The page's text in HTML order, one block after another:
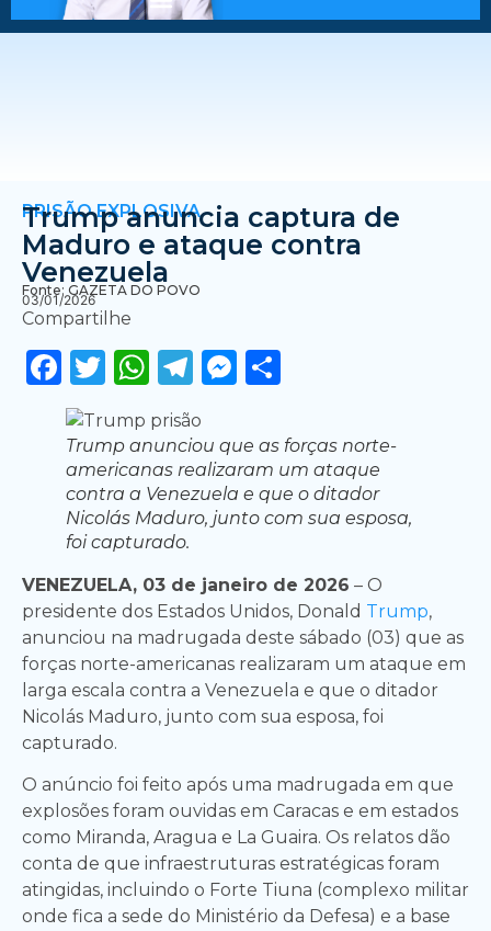
PRISÃO EXPLOSIVA
Trump anuncia captura de
Maduro e ataque contra
Venezuela
Fonte: GAZETA DO POVO
03/01/2026
Compartilhe
Facebook
Twitter
WhatsApp
Telegram
Messenger
Trump anunciou que as forças norte-
americanas realizaram um ataque
contra a Venezuela e que o ditador
Nicolás Maduro, junto com sua esposa,
foi capturado.
VENEZUELA, 03 de janeiro de 2026 – O
presidente dos Estados Unidos, Donald Trump,
anunciou na madrugada deste sábado (03) que as
forças norte-americanas realizaram um ataque em
larga escala contra a Venezuela e que o ditador
Nicolás Maduro, junto com sua esposa, foi
capturado.
O anúncio foi feito após uma madrugada em que
explosões foram ouvidas em Caracas e em estados
como Miranda, Aragua e La Guaira. Os relatos dão
conta de que infraestruturas estratégicas foram
atingidas, incluindo o Forte Tiuna (complexo militar
onde fica a sede do Ministério da Defesa) e a base